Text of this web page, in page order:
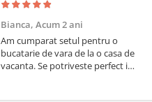
Bianca, Acum 2 ani
Am cumparat setul pentru o
bucatarie de vara de la o casa de
vacanta. Se potriveste perfect in